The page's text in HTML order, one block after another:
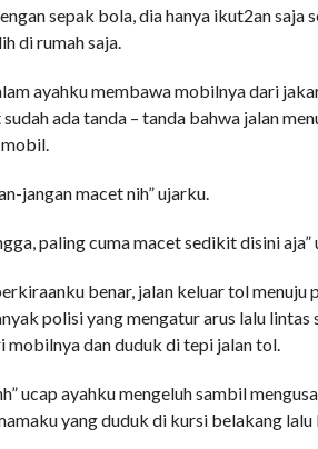
sepak bola, dia hanya ikut2an
di rumah saja.
ayahku membawa mobilnya dari
ada tanda – tanda bahwa jalan
jangan macet nih” ujarku.
paling cuma macet sedikit disini
benar, jalan keluar tol menuju
polisi yang mengatur arus lalu
mobilnya dan duduk di tepi jalan tol.
ucap ayahku mengeluh sambil
yang duduk di kursi belakang